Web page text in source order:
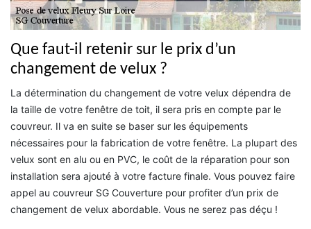
Que faut-il retenir sur le prix d’un
changement de velux ?
La détermination du changement de votre velux dépendra de
la taille de votre fenêtre de toit, il sera pris en compte par le
couvreur. Il va en suite se baser sur les équipements
nécessaires pour la fabrication de votre fenêtre. La plupart des
velux sont en alu ou en PVC, le coût de la réparation pour son
installation sera ajouté à votre facture finale. Vous pouvez faire
appel au couvreur SG Couverture pour profiter d’un prix de
changement de velux abordable. Vous ne serez pas déçu !